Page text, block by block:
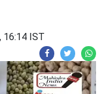
16:14 IST